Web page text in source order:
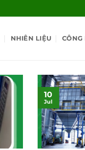
NHIÊN LIỆU CÔNG
10
Jul